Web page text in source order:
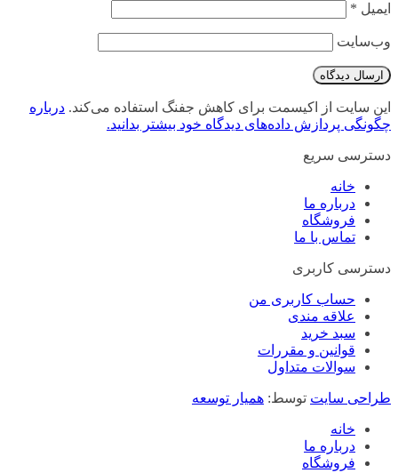
ایمیل *
وب‌سایت
این سایت از اکیسمت برای کاهش جفنگ استفاده می‌کند. درباره
چگونگی پردازش داده‌های دیدگاه خود بیشتر بدانید.
دسترسی سریع
خانه
درباره ما
فروشگاه
تماس با ما
دسترسی کاربری
حساب کاربری من
علاقه مندی
سبد خرید
قوانین و مقررات
سوالات متداول
طراحی سایت توسط: همیار توسعه
خانه
درباره ما
فروشگاه